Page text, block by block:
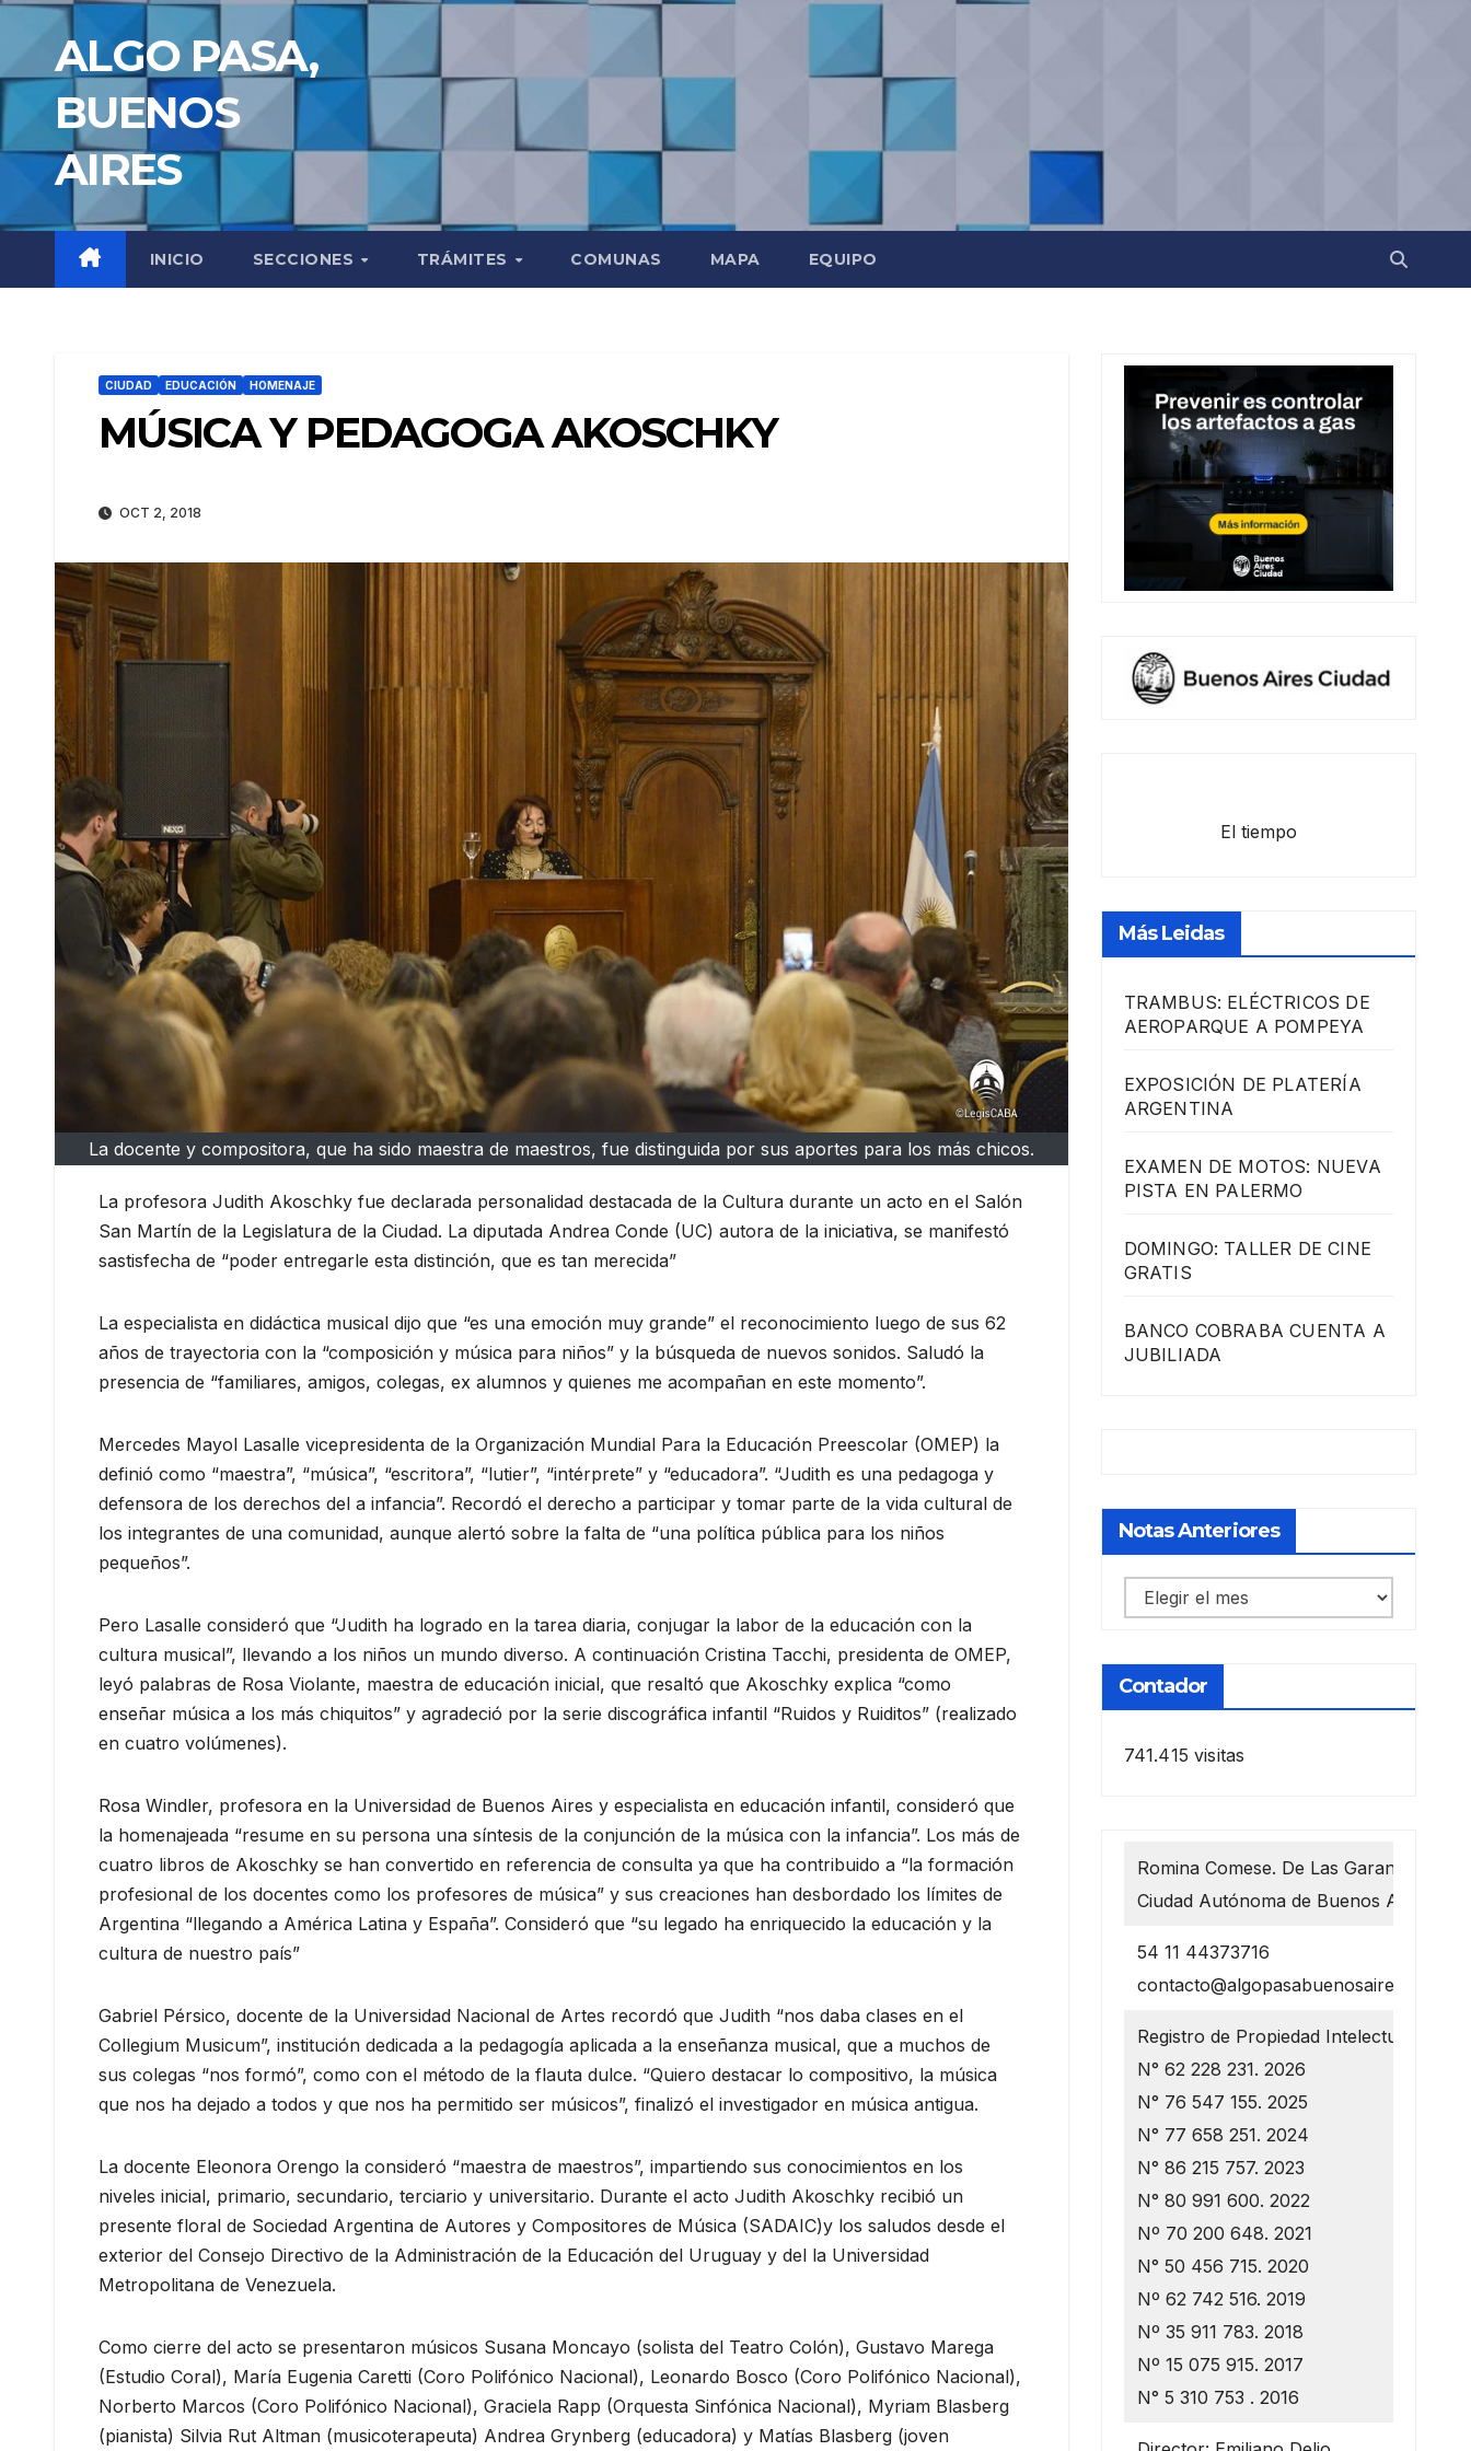
Saltar
contenidoALGO PASA,
BUENOS
AIRES
INICIO SECCIONES TRÁMITES COMUNAS MAPA EQUIPO
CIUDAD EDUCACIÓN HOMENAJE
MÚSICA Y PEDAGOGA AKOSCHKY
OCT 2, 2018
La docente y compositora, que ha sido maestra de maestros, fue distinguida por sus aportes para los más chicos.
La profesora Judith Akoschky fue declarada personalidad destacada de la Cultura durante un acto en el Salón
San Martín de la Legislatura de la Ciudad. La diputada Andrea Conde (UC) autora de la iniciativa, se manifestó
sastisfecha de “poder entregarle esta distinción, que es tan merecida”
La especialista en didáctica musical dijo que “es una emoción muy grande” el reconocimiento luego de sus 62
años de trayectoria con la “composición y música para niños” y la búsqueda de nuevos sonidos. Saludó la
presencia de “familiares, amigos, colegas, ex alumnos y quienes me acompañan en este momento”.
Mercedes Mayol Lasalle vicepresidenta de la Organización Mundial Para la Educación Preescolar (OMEP) la
definió como “maestra”, “música”, “escritora”, “lutier”, “intérprete” y “educadora”. “Judith es una pedagoga y
defensora de los derechos del a infancia”. Recordó el derecho a participar y tomar parte de la vida cultural de
los integrantes de una comunidad, aunque alertó sobre la falta de “una política pública para los niños
pequeños”.
Pero Lasalle consideró que “Judith ha logrado en la tarea diaria, conjugar la labor de la educación con la
cultura musical”, llevando a los niños un mundo diverso. A continuación Cristina Tacchi, presidenta de OMEP,
leyó palabras de Rosa Violante, maestra de educación inicial, que resaltó que Akoschky explica “como
enseñar música a los más chiquitos” y agradeció por la serie discográfica infantil “Ruidos y Ruiditos” (realizado
en cuatro volúmenes).
Rosa Windler, profesora en la Universidad de Buenos Aires y especialista en educación infantil, consideró que
la homenajeada “resume en su persona una síntesis de la conjunción de la música con la infancia”. Los más de
cuatro libros de Akoschky se han convertido en referencia de consulta ya que ha contribuido a “la formación
profesional de los docentes como los profesores de música” y sus creaciones han desbordado los límites de
Argentina “llegando a América Latina y España”. Consideró que “su legado ha enriquecido la educación y la
cultura de nuestro país”
Gabriel Pérsico, docente de la Universidad Nacional de Artes recordó que Judith “nos daba clases en el
Collegium Musicum”, institución dedicada a la pedagogía aplicada a la enseñanza musical, que a muchos de
sus colegas “nos formó”, como con el método de la flauta dulce. “Quiero destacar lo compositivo, la música
que nos ha dejado a todos y que nos ha permitido ser músicos”, finalizó el investigador en música antigua.
La docente Eleonora Orengo la consideró “maestra de maestros”, impartiendo sus conocimientos en los
niveles inicial, primario, secundario, terciario y universitario. Durante el acto Judith Akoschky recibió un
presente floral de Sociedad Argentina de Autores y Compositores de Música (SADAIC)y los saludos desde el
exterior del Consejo Directivo de la Administración de la Educación del Uruguay y del la Universidad
Metropolitana de Venezuela.
Como cierre del acto se presentaron músicos Susana Moncayo (solista del Teatro Colón), Gustavo Marega
(Estudio Coral), María Eugenia Caretti (Coro Polifónico Nacional), Leonardo Bosco (Coro Polifónico Nacional),
Norberto Marcos (Coro Polifónico Nacional), Graciela Rapp (Orquesta Sinfónica Nacional), Myriam Blasberg
(pianista) Silvia Rut Altman (musicoterapeuta) Andrea Grynberg (educadora) y Matías Blasberg (joven
El tiempo
Más Leidas
TRAMBUS: ELÉCTRICOS DE
AEROPARQUE A POMPEYA
EXPOSICIÓN DE PLATERÍA
ARGENTINA
EXAMEN DE MOTOS: NUEVA
PISTA EN PALERMO
DOMINGO: TALLER DE CINE
GRATIS
BANCO COBRABA CUENTA A
JUBILIADA
Notas Anteriores
Notas
anteriores
Contador
741.415 visitas
Romina Comese. De Las Garantías 1218
Ciudad Autónoma de Buenos Aires
54 11 44373716
contacto@algopasabuenosaires.com.ar
Registro de Propiedad Intelectual
N° 62 228 231. 2026
N° 76 547 155. 2025
N° 77 658 251. 2024
N° 86 215 757. 2023
N° 80 991 600. 2022
Nº 70 200 648. 2021
N° 50 456 715. 2020
Nº 62 742 516. 2019
Nº 35 911 783. 2018
Nº 15 075 915. 2017
N° 5 310 753 . 2016